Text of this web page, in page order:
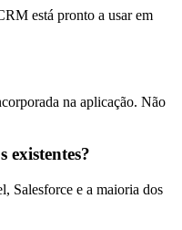
está pronto a usar em
na aplicação. Não
existentes?
Salesforce e a maioria dos